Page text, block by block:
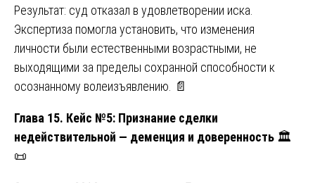
Результат: суд отказал в удовлетворении иска.
Экспертиза помогла установить, что изменения
личности были естественными возрастными, не
выходящими за пределы сохранной способности к
осознанному волеизъявлению. 📄
Глава 15. Кейс №5: Признание сделки
недействительной — деменция и доверенность 🏛️
📜